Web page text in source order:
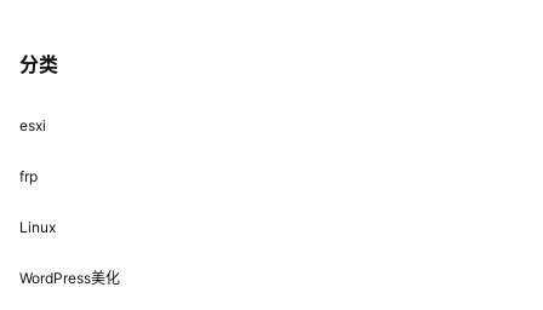
分类
esxi
frp
Linux
WordPress美化